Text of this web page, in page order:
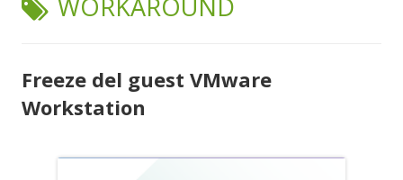
WORKAROUND
Freeze del guest VMware
Workstation